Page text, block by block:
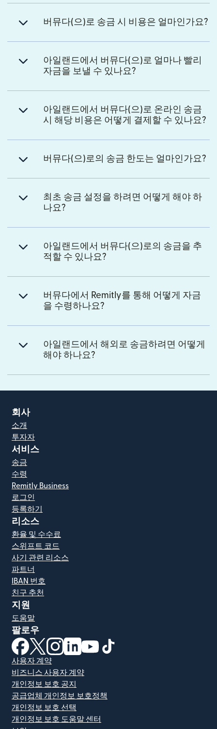
버뮤다(으)로 송금 시 비용은 얼마인가요?
아일랜드에서 버뮤다(으)로 얼마나 빨리
자금을 보낼 수 있나요?
아일랜드에서 버뮤다(으)로 온라인 송금
시 해당 비용은 어떻게 결제할 수 있나요?
버뮤다(으)로의 송금 한도는 얼마인가요?
최초 송금 설정을 하려면 어떻게 해야 하
나요?
아일랜드에서 버뮤다(으)로의 송금을 추
적할 수 있나요?
버뮤다에서 Remitly를 통해 어떻게 자금
을 수령하나요?
아일랜드에서 해외로 송금하려면 어떻게
해야 하나요?
회사
소개
투자자
서비스
송금
수령
Remitly Business
로그인
등록하기
리소스
환율 및 수수료
스위프트 코드
사기 관련 리소스
파트너
IBAN 번호
친구 추천
지원
도움말
팔로우
(새 창에서 열림)
(새 창에서 열림)
(새 창에서 열림)
(새 창에서 열림)
(새 창에서 열림)
사용자 계약
비즈니스 사용자 계약
개인정보 보호 공지
공급업체 개인정보 보호정책
개인정보 보호 선택
개인정보 보호 도움말 센터